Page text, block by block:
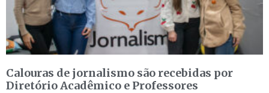
Calouras de jornalismo são recebidas por
Diretório Acadêmico e Professores